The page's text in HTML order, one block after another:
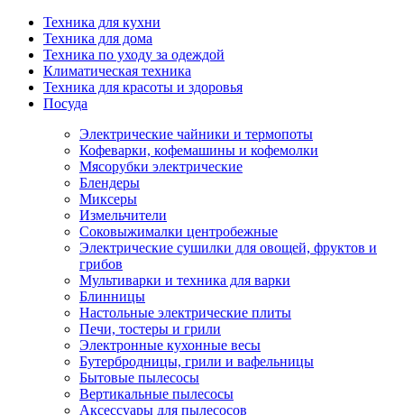
Техника для кухни
Техника для дома
Техника по уходу за одеждой
Климатическая техника
Техника для красоты и здоровья
Посуда
Электрические чайники и термопоты
Кофеварки, кофемашины и кофемолки
Мясорубки электрические
Блендеры
Миксеры
Измельчители
Соковыжималки центробежные
Электрические сушилки для овощей, фруктов и
грибов
Мультиварки и техника для варки
Блинницы
Настольные электрические плиты
Печи, тостеры и грили
Электронные кухонные весы
Бутербродницы, грили и вафельницы
Бытовые пылесосы
Вертикальные пылесосы
Аксессуары для пылесосов